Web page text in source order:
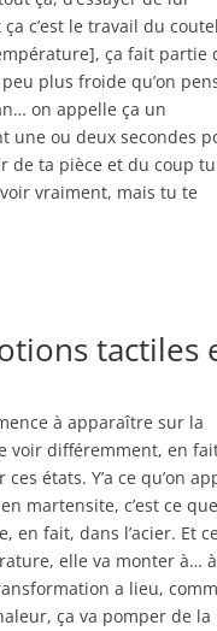
c’est le travail du
ça fait partie
plus froide qu’on
on appelle ça un
une ou deux secondes
de ta pièce et du coup tu
vraiment, mais tu te
tactiles
à apparaître sur la
voir différemment, en
états. Y’a ce qu’on
martensite, c’est ce
en fait, dans l’acier. Et
elle va monter à… à
a lieu,
ça va pomper de la